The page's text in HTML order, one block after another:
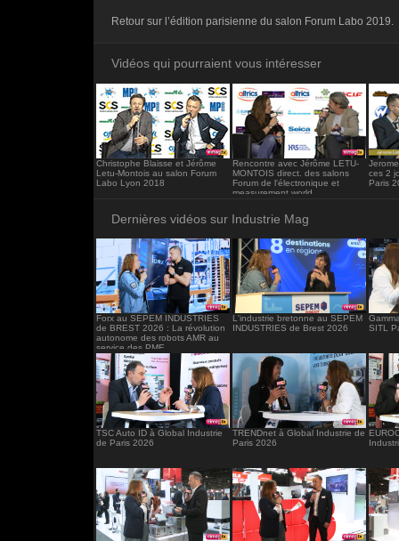
frameborder="0"></iframe>
Retour sur l’édition parisienne du salon Forum Labo 2019.
Vidéos qui pourraient vous intéresser
Christophe Blaisse et Jérôme
Letu-Montois au salon Forum
Labo Lyon 2018
Rencontre avec Jérôme LETU-
MONTOIS direct. des salons
Forum de l'électronique et
measurement world
ces 2
Paris
Dernières vidéos sur Industrie Mag
Forx au SEPEM INDUSTRIES
de BREST 2026 : La révolution
autonome des robots AMR au
service des PME
L'industrie bretonne au SEPEM
INDUSTRIES de Brest 2026
SITL
TSC Auto ID à Global Industrie
de Paris 2026
TRENDnet à Global Industrie de
Paris 2026